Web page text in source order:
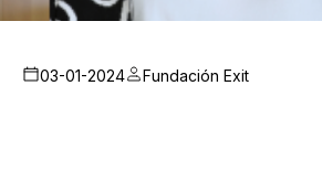
03-01-2024 Fundación Exit